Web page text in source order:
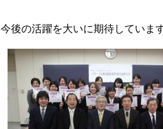
今後の活躍を大いに期待していま